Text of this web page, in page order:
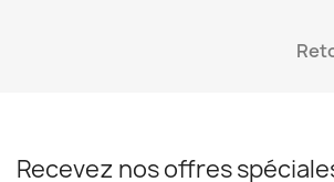
Recevez nos offres